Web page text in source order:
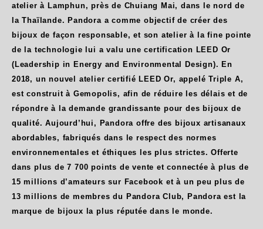
atelier à Lamphun, près de Chuiang Mai, dans le nord de
la Thaïlande. Pandora a comme objectif de créer des
bijoux de façon responsable, et son atelier à la fine pointe
de la technologie lui a valu une certification LEED Or
(Leadership in Energy and Environmental Design). En
2018, un nouvel atelier certifié LEED Or, appelé Triple A,
est construit à Gemopolis, afin de réduire les délais et de
répondre à la demande grandissante pour des bijoux de
qualité. Aujourd’hui, Pandora offre des bijoux artisanaux
abordables, fabriqués dans le respect des normes
environnementales et éthiques les plus strictes. Offerte
dans plus de 7 700 points de vente et connectée à plus de
15 millions d’amateurs sur Facebook et à un peu plus de
13 millions de membres du Pandora Club, Pandora est la
marque de bijoux la plus réputée dans le monde.